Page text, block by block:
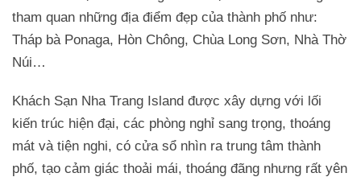
tham quan những địa điểm đẹp của thành phố như:
Tháp bà Ponaga, Hòn Chông, Chùa Long Sơn, Nhà Thờ
Núi…
Khách Sạn Nha Trang Island được xây dựng với lối
kiến trúc hiện đại, các phòng nghỉ sang trọng, thoáng
mát và tiện nghi, có cửa sổ nhìn ra trung tâm thành
phố, tạo cảm giác thoải mái, thoáng đãng nhưng rất yên